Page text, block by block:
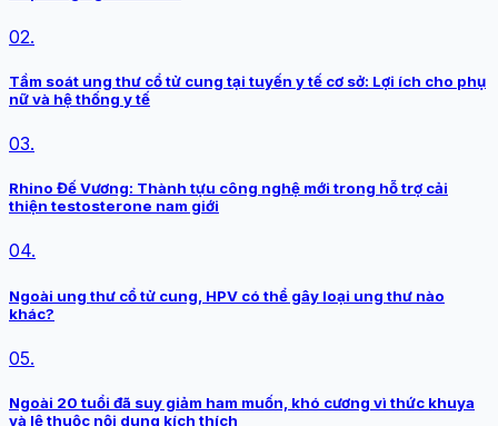
02.
Tầm soát ung thư cổ tử cung tại tuyến y tế cơ sở: Lợi ích cho phụ
nữ và hệ thống y tế
03.
Rhino Đế Vương: Thành tựu công nghệ mới trong hỗ trợ cải
thiện testosterone nam giới
04.
Ngoài ung thư cổ tử cung, HPV có thể gây loại ung thư nào
khác?
05.
Ngoài 20 tuổi đã suy giảm ham muốn, khó cương vì thức khuya
và lệ thuộc nội dung kích thích